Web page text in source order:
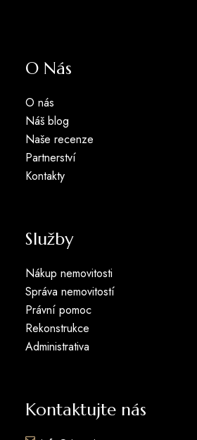
O Nás
O nás
Náš blog
Naše recenze
Partnerství
Kontakty
Služby
Nákup nemovitosti
Správa nemovitostí
Právní pomoc
Rekonstrukce
Administrativa
Kontaktujte nás